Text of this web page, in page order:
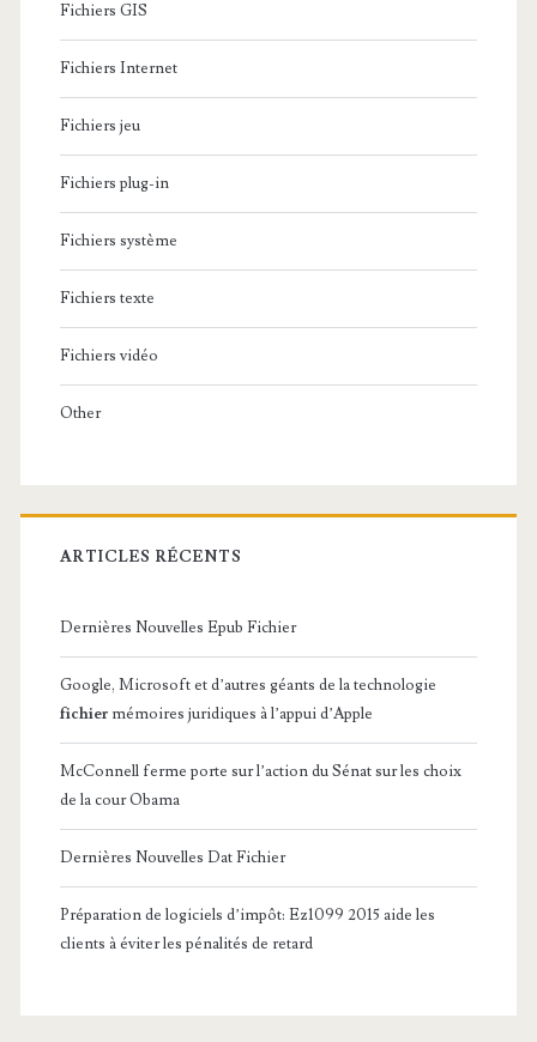
Fichiers GIS
Fichiers Internet
Fichiers jeu
Fichiers plug-in
Fichiers système
Fichiers texte
Fichiers vidéo
Other
ARTICLES RÉCENTS
Dernières Nouvelles Epub Fichier
Google, Microsoft et d’autres géants de la technologie
fichier mémoires juridiques à l’appui d’Apple
McConnell ferme porte sur l’action du Sénat sur les choix
de la cour Obama
Dernières Nouvelles Dat Fichier
Préparation de logiciels d’impôt: Ez1099 2015 aide les
clients à éviter les pénalités de retard